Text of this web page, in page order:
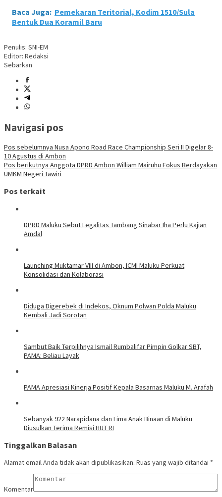
Baca Juga: Pemekaran Teritorial, Kodim 1510/Sula
Bentuk Dua Koramil Baru
Penulis: SNI-EM
Editor: Redaksi
Sebarkan
Navigasi pos
Pos sebelumnya Nusa Apono Road Race Championship Seri II Digelar 8-
10 Agustus di Ambon
Pos berikutnya Anggota DPRD Ambon William Mairuhu Fokus Berdayakan
UMKM Negeri Tawiri
Pos terkait
DPRD Maluku Sebut Legalitas Tambang Sinabar Iha Perlu Kajian
Amdal
Launching Muktamar VIII di Ambon, ICMI Maluku Perkuat
Konsolidasi dan Kolaborasi
Diduga Digerebek di Indekos, Oknum Polwan Polda Maluku
Kembali Jadi Sorotan
Sambut Baik Terpilihnya Ismail Rumbalifar Pimpin Golkar SBT,
PAMA: Beliau Layak
PAMA Apresiasi Kinerja Positif Kepala Basarnas Maluku M. Arafah
Sebanyak 922 Narapidana dan Lima Anak Binaan di Maluku
Diusulkan Terima Remisi HUT RI
Tinggalkan Balasan
Alamat email Anda tidak akan dipublikasikan. Ruas yang wajib ditandai *
Komentar